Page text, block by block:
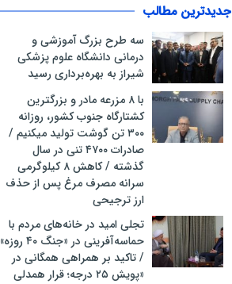
جدیدترین مطالب
سه طرح بزرگ آموزشی و
درمانی دانشگاه علوم پزشکی
شیراز به بهره‌برداری رسید
با ۸ مزرعه مادر و بزرگترین
کشتارگاه جنوب کشور، روزانه
۳۰۰ تن گوشت تولید میکنیم /
صادرات ۴۷۰۰ تنی در سال
گذشته / کاهش ۸ کیلوگرمی
سرانه مصرف مرغ پس از حذف
ارز ترجیحی
تجلی امید در خانه‌های مردم با
حماسه‌آفرینی در «جنگ ۴۰ روزه»
/ تاکید بر همراهی همگانی در
«پویش ۲۵ درجه؛ قرار همدلی